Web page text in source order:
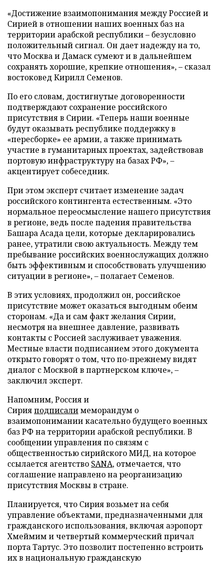
«Достижение взаимопонимания между Россией и
Сирией в отношении наших военных баз на
территории арабской республики – безусловно
положительный сигнал. Он дает надежду на то,
что Москва и Дамаск сумеют и в дальнейшем
сохранять хорошие, крепкие отношения», – сказал
востоковед Кирилл Семенов.
По его словам, достигнутые договоренности
подтверждают сохранение российского
присутствия в Сирии. «Теперь наши военные
будут оказывать республике поддержку в
«пересборке» ее армии, а также принимать
участие в гуманитарных проектах, задействовав
портовую инфраструктуру на базах РФ», –
акцентирует собеседник.
При этом эксперт считает изменение задач
российского контингента естественным. «Это
нормальное переосмысление нашего присутствия
в регионе, ведь после падения правительства
Башара Асада цели, которые декларировались
ранее, утратили свою актуальность. Между тем
пребывание российских военнослужащих должно
быть эффективным и способствовать улучшению
ситуации в регионе», – полагает Семенов.
В этих условиях, продолжил он, российское
присутствие может оказаться выгодным обеим
сторонам. «Да и сам факт желания Сирии,
несмотря на внешнее давление, развивать
контакты с Россией заслуживает уважения.
Местные власти подписанием этого документа
открыто говорят о том, что по-прежнему видят
диалог с Москвой в партнерском ключе», –
заключил эксперт.
Напомним, Россия и
Сирияподписалимеморандум о
взаимопонимании касательно будущего военных
баз РФ на территории арабской республики. В
сообщении управления по связям с
общественностью сирийского МИД, на которое
ссылается агентство SANA, отмечается, что
соглашение направлено на реорганизацию
присутствия Москвы в стране.
Планируется, что Сирия возьмет на себя
управление объектами, предназначенными для
гражданского использования, включая аэропорт
Хмеймим и четвертый коммерческий причал
порта Тартус. Это позволит постепенно встроить
их в национальную гражданскую